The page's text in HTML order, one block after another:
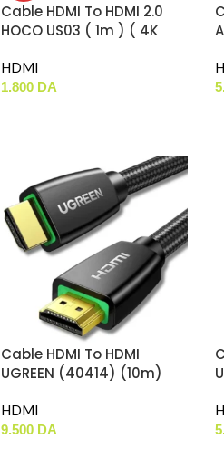
Cable HDMI To HDMI 2.0
HOCO US03 ( 1m ) ( 4K
HDMI
1.800 DA
Cable HDMI To HDMI
UGREEN (40414) (10m)
HDMI
9.500 DA